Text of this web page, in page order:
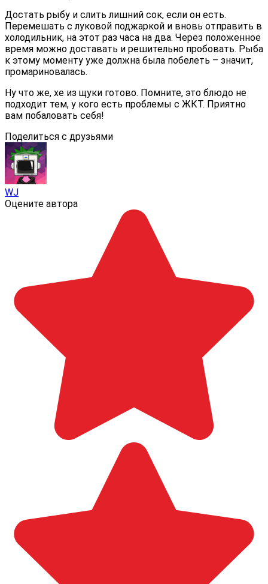
Достать рыбу и слить лишний сок, если он есть.
Перемешать с луковой поджаркой и вновь отправить в
холодильник, на этот раз часа на два. Через положенное
время можно доставать и решительно пробовать. Рыба
к этому моменту уже должна была побелеть – значит,
промариновалась.
Ну что же, хе из щуки готово. Помните, это блюдо не
подходит тем, у кого есть проблемы с ЖКТ. Приятно
вам побаловать себя!
Поделиться с друзьями
WJ
Оцените автора